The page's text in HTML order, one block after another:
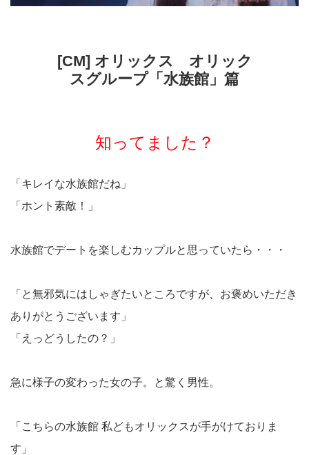
[CM] オリックス オリック
スグループ「水族館」篇
知ってました？
「キレイな水族館だね」
「ホント素敵！」
水族館でデートを楽しむカップルと思っていたら・・・
「と無邪気にはしゃぎたいところですが、お褒めいただき
ありがとうございます」
「えっどうしたの？」
急に様子の変わった女の子。と驚く男性。
「こちらの水族館 私どもオリックスが手がけておりま
す」